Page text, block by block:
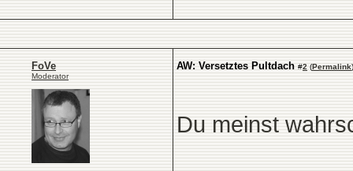
FoVe
Moderator
AW: Versetztes Pultdach #2 (Permalink)
Du meinst